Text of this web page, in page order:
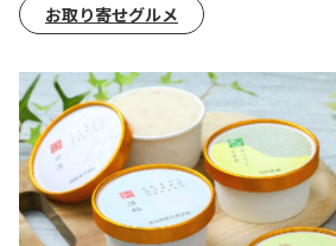
お取り寄せグルメ